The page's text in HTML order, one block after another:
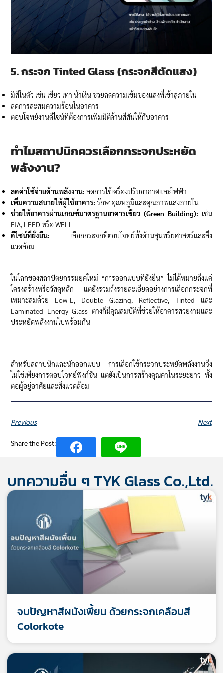
5. กระจกTinted Glass (กระจกสีตัดแสง)
มีสีในตัว เช่น เขียว เทา น้ำเงิน ช่วยลดความเข้มของแสงที่เข้าสู่ภายใน
ลดการสะสมความร้อนในอาคาร
ตอบโจทย์งานดีไซน์ที่ต้องการเพิ่มมิติด้านสีสันให้กับอาคาร
ทำไมสถาปนิกควรเลือกกระจกประหยัด
พลังงาน?
ลดค่าใช้จ่ายด้านพลังงาน: ลดการใช้เครื่องปรับอากาศและไฟฟ้า
เพิ่มความสบายให้ผู้ใช้อาคาร: รักษาอุณหภูมิและคุณภาพแสงภายใน
ช่วยให้อาคารผ่านเกณฑ์มาตรฐานอาคารเขียว (Green Building): เช่น
EIA, LEED หรือ WELL
ดีไซน์ที่ยั่งยืน: เลือกกระจกที่ตอบโจทย์ทั้งด้านสุนทรียศาสตร์และสิ่ง
แวดล้อม
ในโลกของสถาปัตยกรรมยุคใหม่ “การออกแบบที่ยั่งยืน” ไม่ได้หมายถึงแค่
โครงสร้างหรือวัสดุหลัก แต่ยังรวมถึงรายละเอียดอย่างการเลือกกระจกที่
เหมาะสมด้วย Low-E, Double Glazing, Reflective, Tinted และ
Laminated Energy Glass ต่างก็มีคุณสมบัติที่ช่วยให้อาคารสวยงามและ
ประหยัดพลังงานไปพร้อมกัน
สำหรับสถาปนิกและนักออกแบบ การเลือกใช้กระจกประหยัดพลังงานจึง
ไม่ใช่เพียงการตอบโจทย์ฟังก์ชัน แต่ยังเป็นการสร้างคุณค่าในระยะยาว ทั้ง
ต่อผู้อยู่อาศัยและสิ่งแวดล้อม
Previous Next
Share the Post:
บทความอื่น ๆ TYK Glass Co.,Ltd.
จบปัญหาสีผนังเพี้ยน ด้วยกระจกเคลือบสี
Colorkote